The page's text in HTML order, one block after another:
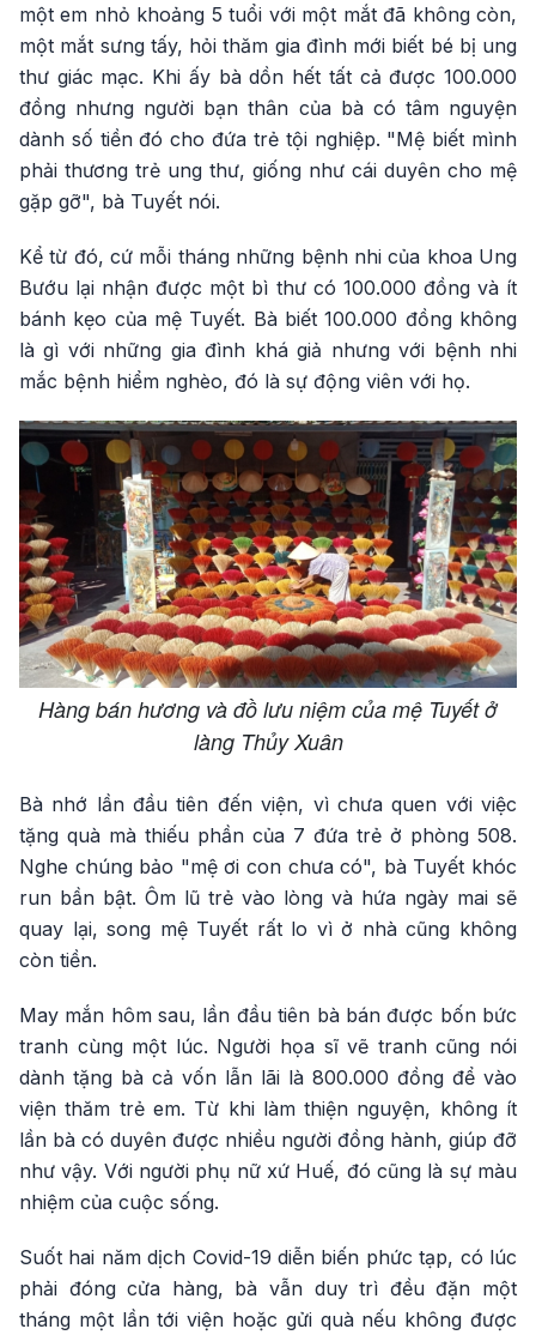
một em nhỏ khoảng 5 tuổi với một mắt đã không còn,
một mắt sưng tấy, hỏi thăm gia đình mới biết bé bị ung
thư giác mạc. Khi ấy bà dồn hết tất cả được 100.000
đồng nhưng người bạn thân của bà có tâm nguyện
dành số tiền đó cho đứa trẻ tội nghiệp. "Mệ biết mình
phải thương trẻ ung thư, giống như cái duyên cho mệ
gặp gỡ", bà Tuyết nói.
Kể từ đó, cứ mỗi tháng những bệnh nhi của khoa Ung
Bướu lại nhận được một bì thư có 100.000 đồng và ít
bánh kẹo của mệ Tuyết. Bà biết 100.000 đồng không
là gì với những gia đình khá giả nhưng với bệnh nhi
mắc bệnh hiểm nghèo, đó là sự động viên với họ.
Hàng bán hương và đồ lưu niệm của mệ Tuyết ở
làng Thủy Xuân
Bà nhớ lần đầu tiên đến viện, vì chưa quen với việc
tặng quà mà thiếu phần của 7 đứa trẻ ở phòng 508.
Nghe chúng bảo "mệ ơi con chưa có", bà Tuyết khóc
run bần bật. Ôm lũ trẻ vào lòng và hứa ngày mai sẽ
quay lại, song mệ Tuyết rất lo vì ở nhà cũng không
còn tiền.
May mắn hôm sau, lần đầu tiên bà bán được bốn bức
tranh cùng một lúc. Người họa sĩ vẽ tranh cũng nói
dành tặng bà cả vốn lẫn lãi là 800.000 đồng để vào
viện thăm trẻ em. Từ khi làm thiện nguyện, không ít
lần bà có duyên được nhiều người đồng hành, giúp đỡ
như vậy. Với người phụ nữ xứ Huế, đó cũng là sự màu
nhiệm của cuộc sống.
Suốt hai năm dịch Covid-19 diễn biến phức tạp, có lúc
phải đóng cửa hàng, bà vẫn duy trì đều đặn một
tháng một lần tới viện hoặc gửi quà nếu không được